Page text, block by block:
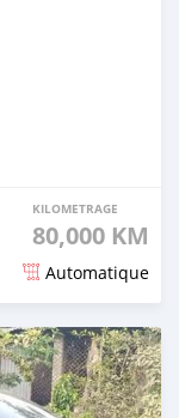
KILOMETRAGE
80,000 KM
Automatique